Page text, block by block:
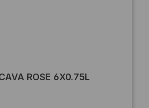
ROSE 6X0.75L